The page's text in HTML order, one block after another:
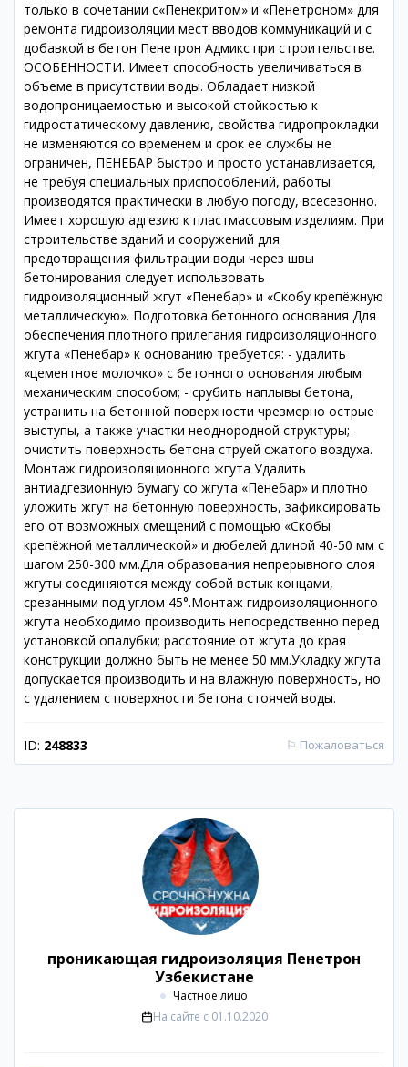
только в сочетании с«Пенекритом» и «Пенетроном» для
ремонта гидроизоляции мест вводов коммуникаций и с
добавкой в бетон Пенетрон Адмикс при строительстве.
ОСОБЕННОСТИ. Имеет способность увеличиваться в
объеме в присутствии воды. Обладает низкой
водопроницаемостью и высокой стойкостью к
гидростатическому давлению, свойства гидропрокладки
не изменяются со временем и срок ее службы не
ограничен, ПЕНЕБАР быстро и просто устанавливается,
не требуя специальных приспособлений, работы
производятся практически в любую погоду, всесезонно.
Имеет хорошую адгезию к пластмассовым изделиям. При
строительстве зданий и сооружений для
предотвращения фильтрации воды через швы
бетонирования следует использовать
гидроизоляционный жгут «Пенебар» и «Скобу крепёжную
металлическую». Подготовка бетонного основания Для
обеспечения плотного прилегания гидроизоляционного
жгута «Пенебар» к основанию требуется: - удалить
«цементное молочко» с бетонного основания любым
механическим способом; - срубить наплывы бетона,
устранить на бетонной поверхности чрезмерно острые
выступы, а также участки неоднородной структуры; -
очистить поверхность бетона струей сжатого воздуха.
Монтаж гидроизоляционного жгута Удалить
антиадгезионную бумагу со жгута «Пенебар» и плотно
уложить жгут на бетонную поверхность, зафиксировать
его от возможных смещений с помощью «Скобы
крепёжной металлической» и дюбелей длиной 40-50 мм с
шагом 250-300 мм.Для образования непрерывного слоя
жгуты соединяются между собой встык концами,
срезанными под углом 45°.Монтаж гидроизоляционного
жгута необходимо производить непосредственно перед
установкой опалубки; расстояние от жгута до края
конструкции должно быть не менее 50 мм.Укладку жгута
допускается производить и на влажную поверхность, но
с удалением с поверхности бетона стоячей воды.
ID: 248833 ⚐ Пожаловаться
проникающая гидроизоляция Пенетрон
Узбекистане
Частное лицо
На сайте с 01.10.2020